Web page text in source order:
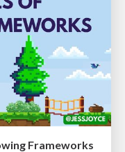
Frameworks